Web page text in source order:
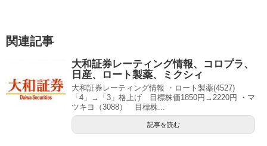
関連記事
大和証券レーティング情報、コロプラ、
日産、ロート製薬、ミクシィ
大和証券レーティング情報 ・ロート製薬(4527)
「4」→「3」格上げ 目標株価1850円→2220円 ・マ
ツキヨ（3088） 目標株...
記事を読む